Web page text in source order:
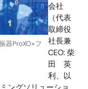
器ProXO+フ
会社
（代表
取締役
社長兼
CEO: 柴
田 英
利、以